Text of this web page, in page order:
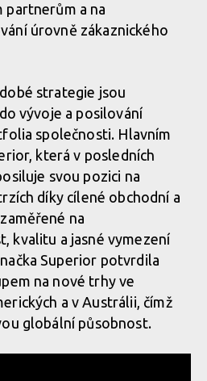
partnerům a na
úrovně zákaznického
strategie jsou
vývoje a posilování
společnosti. Hlavním
která v posledních
svou pozici na
díky cílené obchodní a
na
kvalitu a jasné vymezení
Superior potvrdila
na nové trhy ve
a v Austrálii, čímž
globální působnost.